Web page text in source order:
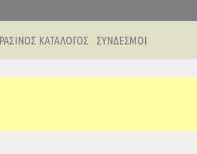
ΚΑΤΑΛΟΓΟΣ ΣΥΝΔΕΣΜΟΙ